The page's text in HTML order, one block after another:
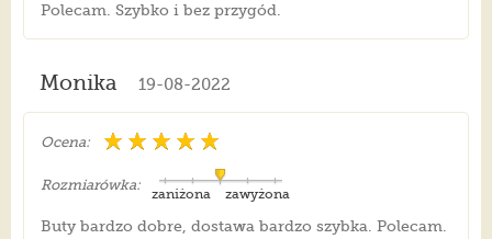
Polecam. Szybko i bez przygód.
Monika 19-08-2022
Ocena:
Rozmiarówka:
zawyżona
zaniżona
Buty bardzo dobre, dostawa bardzo szybka. Polecam.